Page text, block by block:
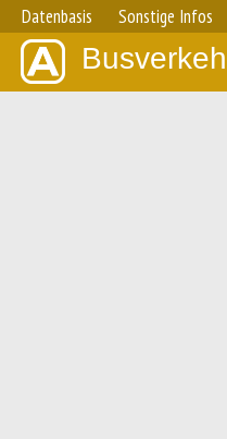
Datenbasis Sonstige Infos